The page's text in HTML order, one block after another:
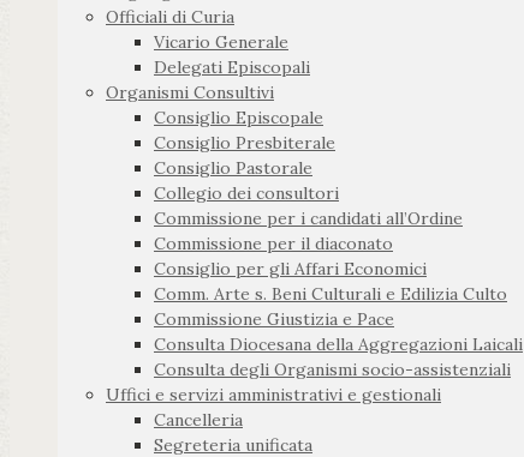
Officiali di Curia
Vicario Generale
Delegati Episcopali
Organismi Consultivi
Consiglio Episcopale
Consiglio Presbiterale
Consiglio Pastorale
Collegio dei consultori
Commissione per i candidati all’Ordine
Commissione per il diaconato
Consiglio per gli Affari Economici
Comm. Arte s. Beni Culturali e Edilizia Culto
Commissione Giustizia e Pace
Consulta Diocesana della Aggregazioni Laicali
Consulta degli Organismi socio-assistenziali
Uffici e servizi amministrativi e gestionali
Cancelleria
Segreteria unificata